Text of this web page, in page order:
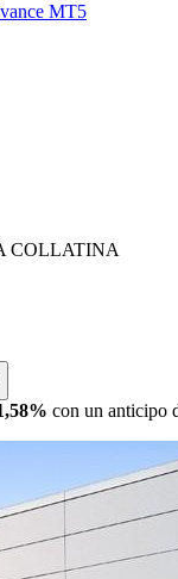
MT5
COLLATINA
con un anticipo